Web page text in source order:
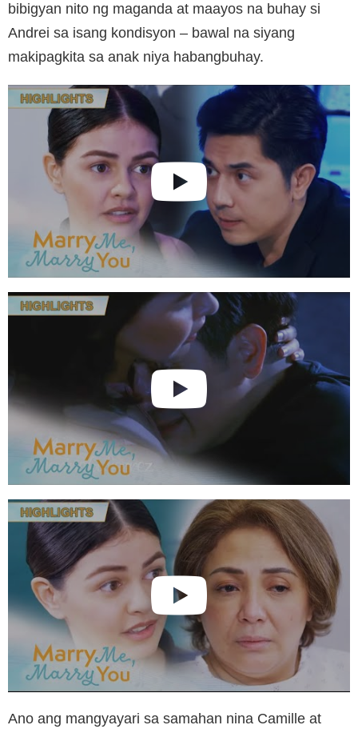
bibigyan nito ng maganda at maayos na buhay si
Andrei sa isang kondisyon – bawal na siyang
makipagkita sa anak niya habangbuhay.
Ano ang mangyayari sa samahan nina Camille at